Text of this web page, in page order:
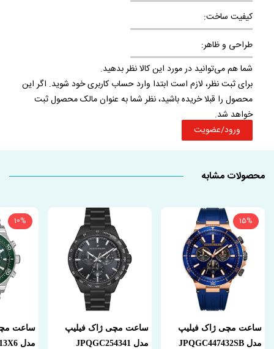
کیفیت ساخت:
طراحی و ظاهر:
شما هم می‌توانید در مورد این کالا نظر بدهید.
برای ثبت نظر، لازم است ابتدا وارد حساب کاربری خود شوید. اگر این
محصول را قبلا خریده باشید، نظر شما به عنوان مالک محصول ثبت
خواهد شد.
ورود/عضویت
محصولات مشابه
ساعت مچی ژاک فیلیپ
مدل JPQGC447432SB
15%
ساعت مچی ژاک فیلیپ
مدل JPQGC254341
ساعت
مدل JPQGC2013X6
10%